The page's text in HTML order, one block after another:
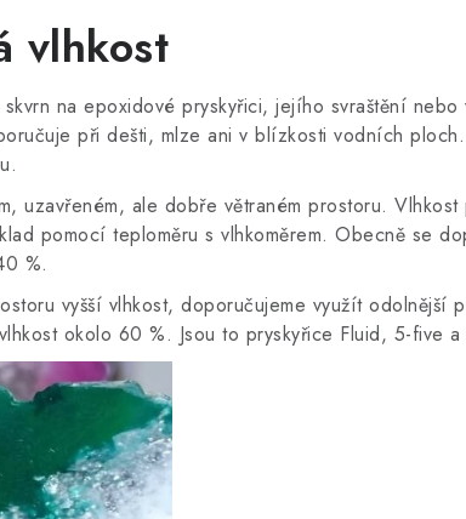
vlhkost
na epoxidové pryskyřici, jejího svraštění
při dešti, mlze ani v blízkosti vodních
uzavřeném, ale dobře větraném prostoru.
pomocí teploměru s vlhkoměrem. Obecně se
%.
vyšší vlhkost, doporučujeme využít odolnější
okolo 60 %. Jsou to pryskyřice Fluid, 5-five